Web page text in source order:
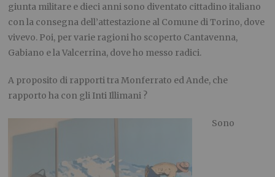
giunta militare e dieci anni sono diventato cittadino italiano
con la consegna dell’attestazione al Comune di Torino, dove
vivevo. Poi, per varie ragioni ho scoperto Cantavenna,
Gabiano e la Valcerrina, dove ho messo radici.
A proposito di rapporti tra Monferrato ed Ande, che
rapporto ha con gli Inti Illimani ?
Sono